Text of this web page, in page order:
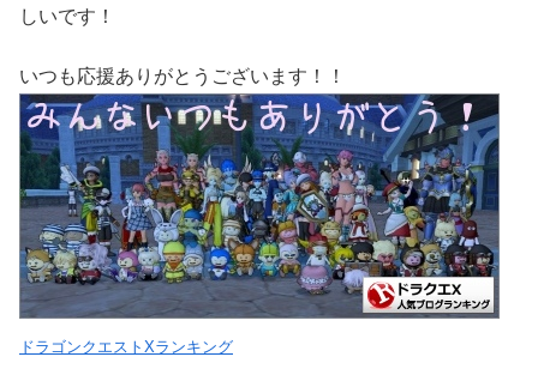
しいです！
いつも応援ありがとうございます！！
ドラゴンクエストXランキング